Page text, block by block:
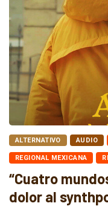
ALTERNATIVO AUDIO
REGIONAL MEXICANA
“Cuatro
dolor al